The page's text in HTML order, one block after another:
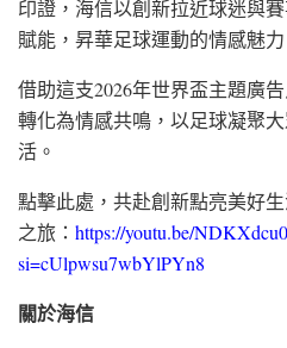
印證，海信以創新拉近球迷與
賦能，昇華足球運動的情感魅力
借助這支2026年世界盃主題廣
轉化為情感共鳴，以足球凝聚
活。
點擊此處，共赴創新點亮美好生
之旅： https://youtu.be/
si=cUlpwsu7wbYlPYn8
關於海信